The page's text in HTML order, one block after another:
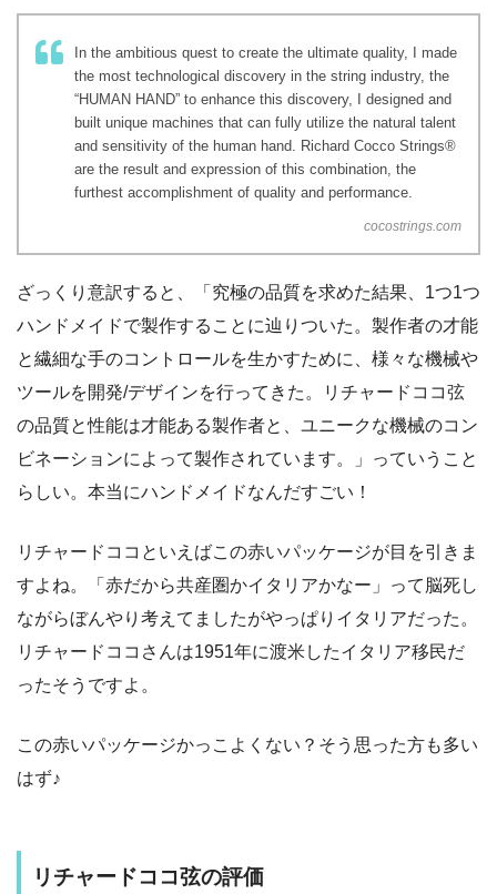
In the ambitious quest to create the ultimate quality, I made
the most technological discovery in the string industry, the
“HUMAN HAND” to enhance this discovery, I designed and
built unique machines that can fully utilize the natural talent
and sensitivity of the human hand. Richard Cocco Strings®
are the result and expression of this combination, the
furthest accomplishment of quality and performance.
cocostrings.com
ざっくり意訳すると、「 究極の品質を求めた結果、1つ1つ
ハンドメイドで製作することに辿りついた。製作者の才能
と繊細な手のコントロールを生かすために、様々な機械や
ツールを開発/デザインを行ってきた。リチャードココ弦
の品質と性能は才能ある製作者と、ユニークな機械のコン
ビネーションによって製作されています。
」っていうこと
らしい。本当にハンドメイドなんだすごい！
リチャードココといえばこの赤いパッケージが目を引きま
すよね。「 赤だから共産圏かイタリアかなー 」って脳死し
ながらぼんやり考えてましたがやっぱりイタリアだった。
リチャードココさんは1951年に渡米したイタリア移民だ
ったそうですよ。
この赤いパッケージかっこよくない？そう思った方も多い
はず♪
リチャードココ弦の評価